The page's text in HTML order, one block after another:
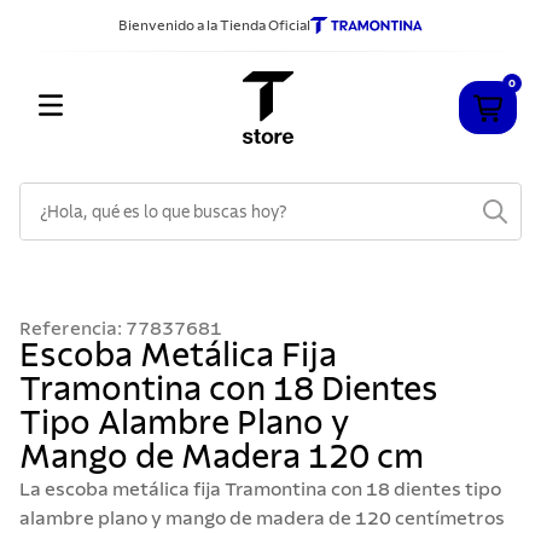
Bienvenido a la Tienda Oficial
0
Referencia: 77837681
Escoba Metálica Fija
Tramontina con 18 Dientes
Tipo Alambre Plano y
Mango de Madera 120 cm
La escoba metálica fija Tramontina con 18 dientes tipo
alambre plano y mango de madera de 120 centímetros
2.
sarten
3.
cubiertos
4 .
acero inoxidable
5.
ollas
6.
grano